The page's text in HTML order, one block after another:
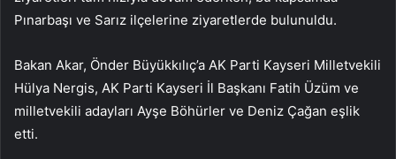
Pınarbaşı ve Sarız ilçelerine ziyaretlerde bulunuldu.
Bakan Akar, Önder Büyükkılıç’a AK Parti Kayseri Milletvekili
Hülya Nergis, AK Parti Kayseri İl Başkanı Fatih Üzüm ve
milletvekili adayları Ayşe Böhürler ve Deniz Çağan eşlik
etti.